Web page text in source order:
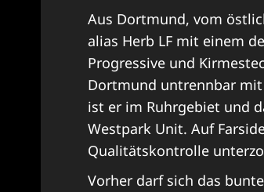
Aus Dortmund, vom
alias Herb LF mit einem
Progressive und
Dortmund untrennbar mit
ist er im Ruhrgebiet und
Westpark Unit. Auf
Qualitätskontrolle
Vorher darf sich das